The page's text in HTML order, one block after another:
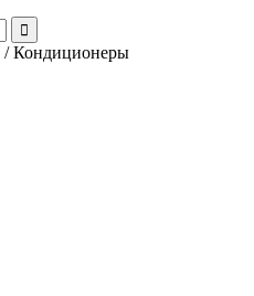
/Кондиционеры